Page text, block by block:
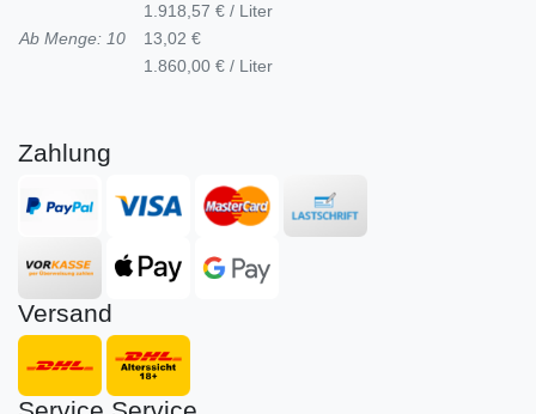
1.918,57 € / Liter
Ab Menge: 10
13,02 €
1.860,00 € / Liter
Zahlung
Versand